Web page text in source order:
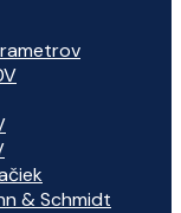
& Schmidt